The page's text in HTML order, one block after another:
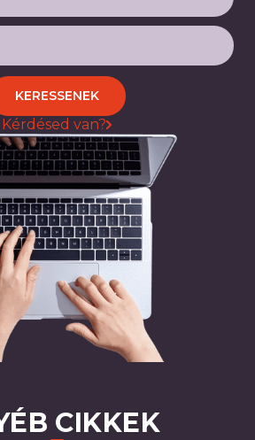
Kérdésed van?
KERESSENEK
CIKKEK